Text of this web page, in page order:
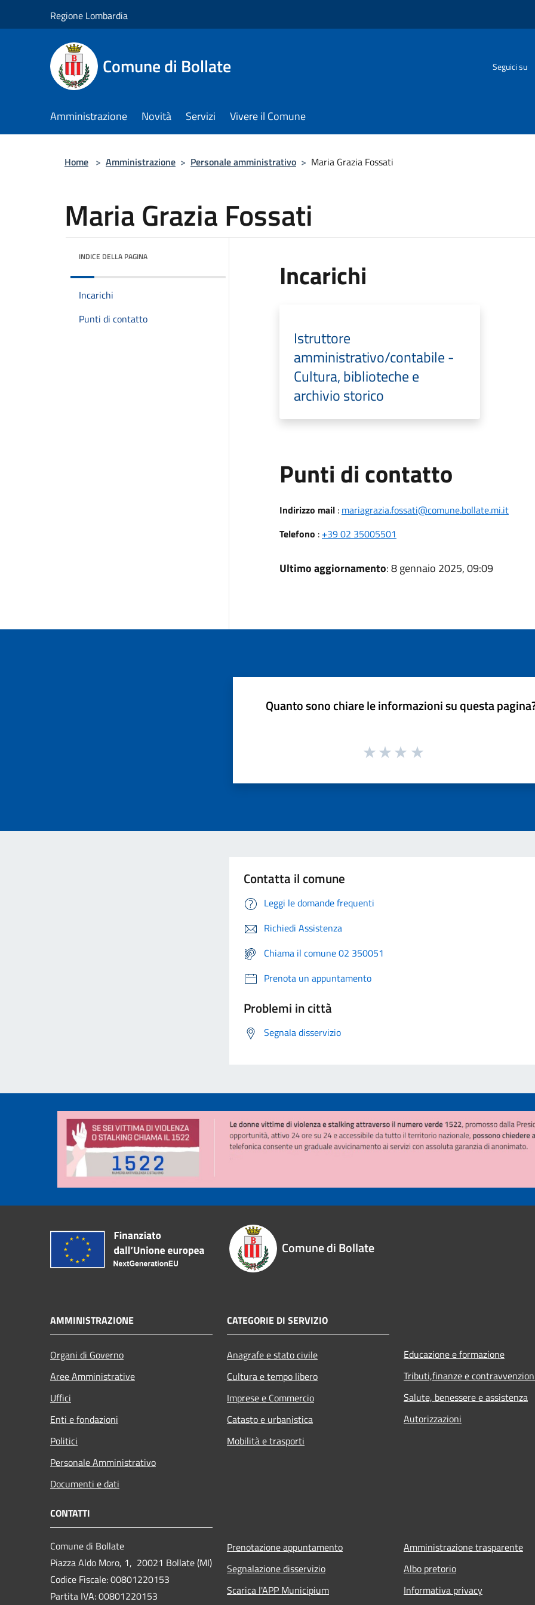
Regione Lombardia
Comune di Bollate Seguici su
Amministrazione Novità Servizi Vivere il Comune
Home > Amministrazione > Personale amministrativo > Maria Grazia Fossati
Maria Grazia Fossati
INDICE DELLA PAGINA
Incarichi
Punti di contatto
Incarichi
Istruttore
amministrativo/contabile -
Cultura, biblioteche e
archivio storico
Punti di contatto
Indirizzo mail: mariagrazia.fossati@comune.bollate.mi.it
Telefono : +39 02 35005501
Ultimo aggiornamento: 8 gennaio 2025, 09:09
Quanto sono chiare le informazioni su questa
Contatta il comune
Leggi le domande frequenti
Richiedi Assistenza
Chiama il comune 02 350051
Prenota un appuntamento
Problemi in città
Segnala disservizio
Comune di Bollate
AMMINISTRAZIONE
Organi di Governo
Aree Amministrative
Uffici
Enti e fondazioni
Politici
Personale Amministrativo
Documenti e dati
CATEGORIE DI SERVIZIO
Anagrafe e stato civile
Cultura e tempo libero
Imprese e Commercio
Catasto e urbanistica
Mobilità e trasporti
Educazione e formazione
Tributi,finanze e
Salute, benessere e assistenza
Autorizzazioni
CONTATTI
Comune di Bollate
Piazza Aldo Moro, 1, 20021 Bollate (MI)
Codice Fiscale: 00801220153
Partita IVA: 00801220153
Prenotazione appuntamento
Segnalazione disservizio
Scarica l'APP Municipium
Amministrazione trasparente
Albo pretorio
Informativa privacy